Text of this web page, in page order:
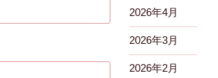
2026年4月
2026年3月
2026年2月